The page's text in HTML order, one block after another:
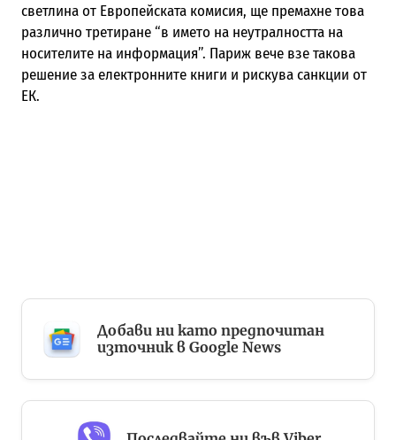
светлина от Европейската комисия, ще премахне това
различно третиране “в името на неутралността на
носителите на информация”. Париж вече взе такова
решение за електронните книги и рискува санкции от
ЕК.
Добави ни като предпочитан
източник в Google News